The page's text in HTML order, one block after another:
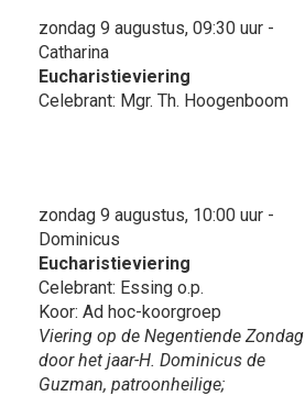
zondag 9 augustus, 09:30 uur -
Catharina
Eucharistieviering
Celebrant: Mgr. Th. Hoogenboom
zondag 9 augustus, 10:00 uur -
Dominicus
Eucharistieviering
Celebrant: Essing o.p.
Koor: Ad hoc-koorgroep
Viering op de Negentiende Zondag
door het jaar-H. Dominicus de
Guzman, patroonheilige;